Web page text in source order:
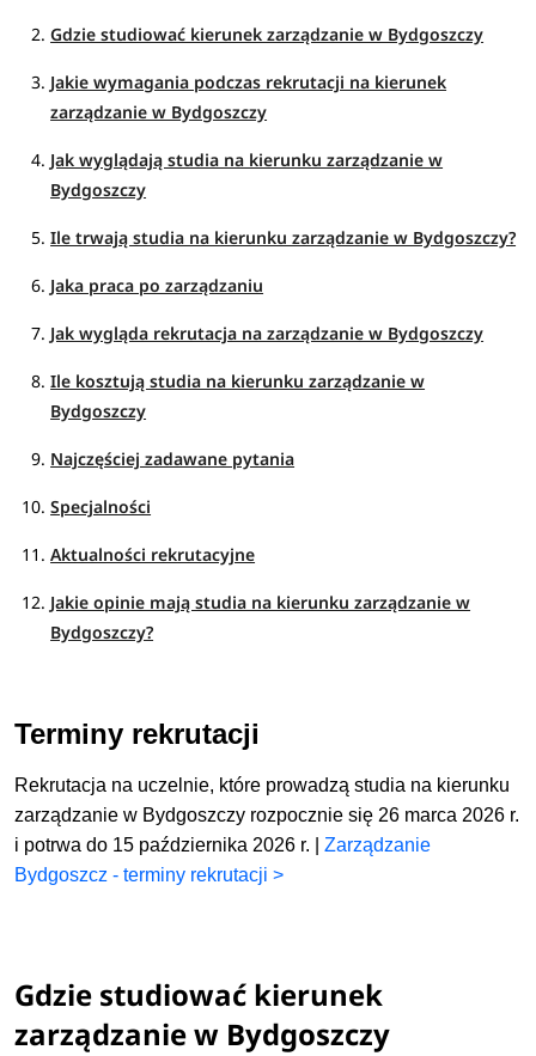
Gdzie studiować kierunek zarządzanie w Bydgoszczy
Jakie wymagania podczas rekrutacji na kierunek
zarządzanie w Bydgoszczy
Jak wyglądają studia na kierunku zarządzanie w
Bydgoszczy
Ile trwają studia na kierunku zarządzanie w Bydgoszczy?
Jaka praca po zarządzaniu
Jak wygląda rekrutacja na zarządzanie w Bydgoszczy
Ile kosztują studia na kierunku zarządzanie w
Bydgoszczy
Najczęściej zadawane pytania
Specjalności
Aktualności rekrutacyjne
Jakie opinie mają studia na kierunku zarządzanie w
Bydgoszczy?
Terminy rekrutacji
Rekrutacja na uczelnie, które prowadzą studia na kierunku
zarządzanie w Bydgoszczy rozpocznie się 26 marca 2026 r.
i potrwa do 15 października 2026 r. |Zarządzanie
Bydgoszcz - terminy rekrutacji >
Gdzie studiować kierunek
zarządzanie w Bydgoszczy